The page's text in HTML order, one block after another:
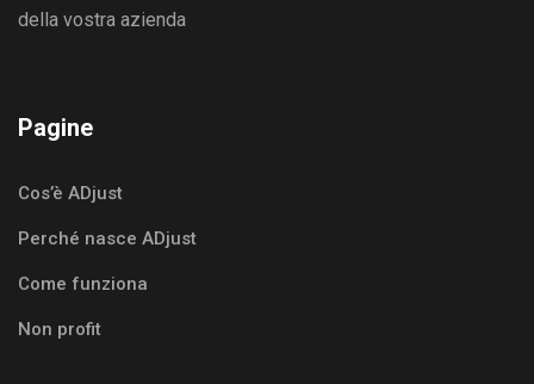
della vostra azienda
Pagine
Cos’è ADjust
Perché nasce ADjust
Come funziona
Non profit